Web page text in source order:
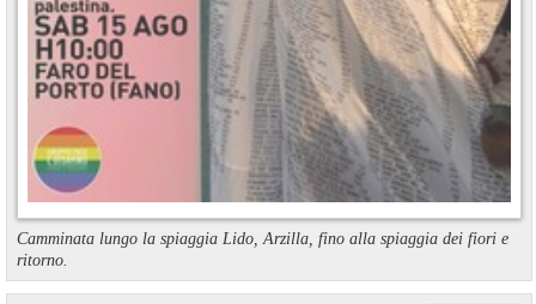
Camminata lungo la spiaggia Lido, Arzilla, fino alla spiaggia dei fiori e
ritorno.